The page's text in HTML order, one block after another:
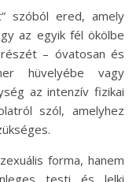
szóból ered, amely
az egyik fél ökölbe
– óvatosan és
hüvelyébe vagy
az intenzív fizikai
szól, amelyhez
forma, hanem